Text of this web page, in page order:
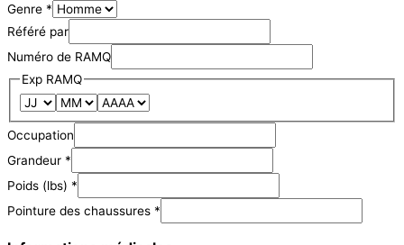
Genre *
Référé par
Numéro de RAMQ
Exp RAMQ
Occupation
Grandeur *
Poids (lbs) *
Pointure des chaussures *